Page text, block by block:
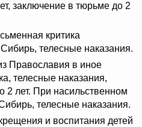
заключение в тюрьме до 2
критика
телесные наказания.
Православия в иное
телесные наказания,
2 лет. При насильственном
телесные наказания.
и воспитания детей